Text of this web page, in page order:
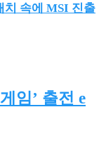
치 속에 MSI 진출
임’ 출전 e